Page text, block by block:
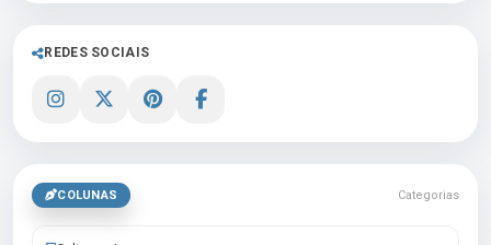
REDES SOCIAIS
COLUNAS Categorias